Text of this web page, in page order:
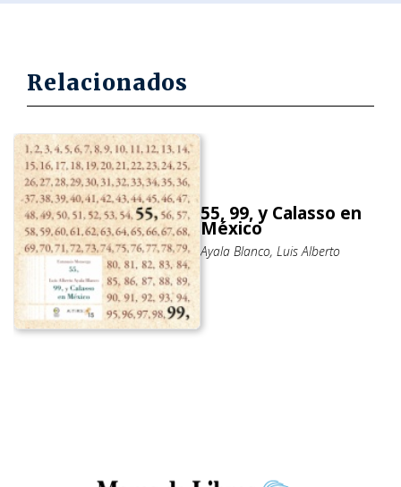
Relacionados
55, 99, y Calasso en
México
Ayala Blanco, Luis Alberto